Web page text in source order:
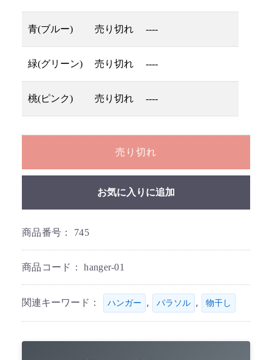
青(ブルー) 売り切れ ----
緑(グリーン) 売り切れ ----
桃(ピンク) 売り切れ ----
売り切れ
お気に入りに追加
商品番号： 745
商品コード：hanger-01
関連キーワード： ハンガー , パラソル , 物干し